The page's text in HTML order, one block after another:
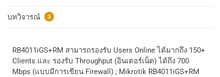
บทวิจารณ์ 3
RB4011iGS+RM สามารถรองรับ Users Onlineได้มากถึง 150+
Clients และ รองรับ Throughput (อินเตอร์เน็ต)ได้ถึง 700
Mbps (แบบมีการเขียน Firewall) ; Mikrotik RB4011iGS+RM